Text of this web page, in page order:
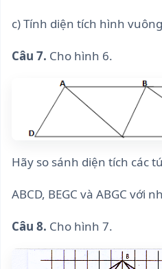
c) Tính diện tích hình
Câu 7. Cho hình 6.
Hãy so sánh diện tích các
ABCD, BEGC và ABGC với
Câu 8. Cho hình 7.